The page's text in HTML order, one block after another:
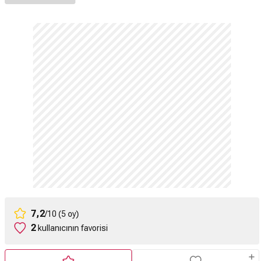
7,2/10 (5 oy)
2kullanıcının favorisi